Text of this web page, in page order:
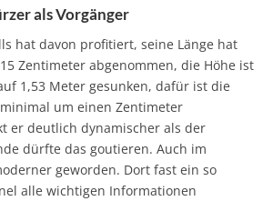
als Vorgänger
hat davon profitiert, seine Länge hat
Zentimeter abgenommen, die Höhe ist
1,53 Meter gesunken, dafür ist die
um einen Zentimeter
er deutlich dynamischer als der
dürfte das goutieren. Auch im
geworden. Dort fast ein so
alle wichtigen Informationen